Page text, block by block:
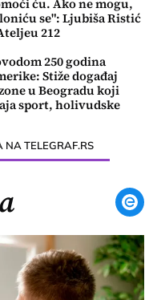
ću. Ako ne mogu,
se": Ljubiša Ristić
212
250 godina
Stiže događaj
u Beogradu koji
sport, holivudske
NA TELEGRAF.RS